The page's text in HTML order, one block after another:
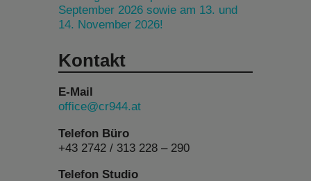
September 2026 sowie am 13. und
14. November 2026!
Kontakt
E-Mail
office@cr944.at
Telefon Büro
+43 2742 / 313 228 – 290
Telefon Studio